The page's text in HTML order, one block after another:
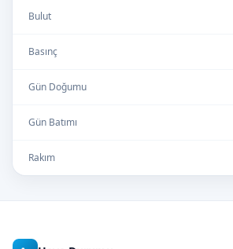
Bulut
Basınç
Gün Doğumu
Gün Batımı
Rakım